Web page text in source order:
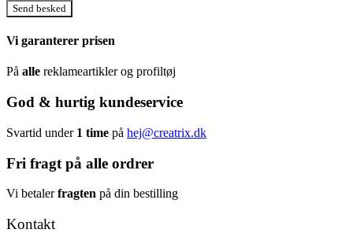
Send besked
Vi garanterer prisen
På alle reklameartikler og profiltøj
God & hurtig kundeservice
Svartid under 1 time på hej@creatrix.dk
Fri fragt på alle ordrer
Vi betalerfragten på din bestilling
Kontakt